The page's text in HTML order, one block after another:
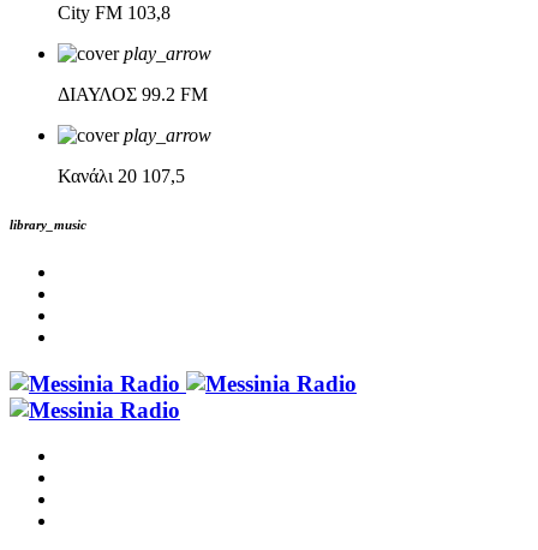
City FM 103,8
play_arrow
ΔΙΑΥΛΟΣ 99.2 FM
play_arrow
Κανάλι 20 107,5
library_music